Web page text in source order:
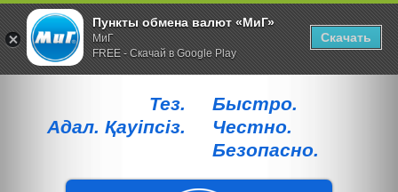
Тез.
Адал. Қауiпсiз.
Быстро.
Честно.
Безопасно.
Пункты обмена валют «МиГ»
МиГ
FREE - Скачай в Google Play
Скачать